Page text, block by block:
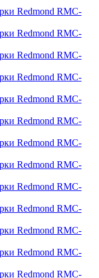
Redmond RMC-
Redmond RMC-
Redmond RMC-
Redmond RMC-
Redmond RMC-
Redmond RMC-
Redmond RMC-
Redmond RMC-
Redmond RMC-
Redmond RMC-
Redmond RMC-
Redmond RMC-
Redmond RMC-